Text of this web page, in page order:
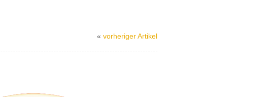
« vorheriger Artikel